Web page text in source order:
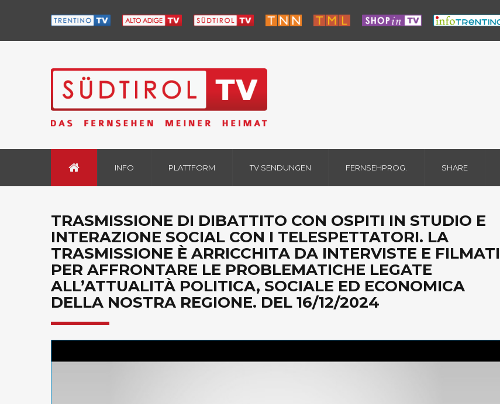
INFO PLATTFORM TV SENDUNGEN FERNSEHPROG. SHARE
TRASMISSIONE DI DIBATTITO CON OSPITI IN STUDIO E
INTERAZIONE SOCIAL CON I TELESPETTATORI. LA
TRASMISSIONE È ARRICCHITA DA INTERVISTE E FILMATI
PER AFFRONTARE LE PROBLEMATICHE LEGATE
ALL’ATTUALITÀ POLITICA, SOCIALE ED ECONOMICA
DELLA NOSTRA REGIONE. DEL 16/12/2024